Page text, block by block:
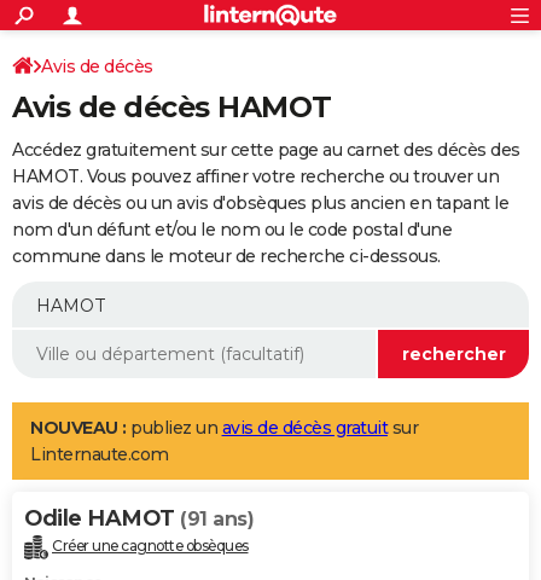
ACTUALITÉS
Politique
Société
Faits Divers
Education
Monde
Villes
+
SPORT
Coupe du monde 2026
Football
Tennis
Cyclisme
Rugby
Forum
Programme TV
TNT
Streaming
Cinéma
Sorties cinéma
Musique
+
FINANCE
Retraite
Epargne
Immobilier
Risques naturels par ville
Banque
Assurance
AUTO
Essais
Réserver un essai
Citadines
Berlines
SUV
Forum auto
+
Mobiles
Meilleur smartphone
Internet
Ordinateurs
Jeux vidéo
Guide high-tech
Aménagement intérieur
LIFESTYLE
Art de vivre
Bien-être
Loisirs
Mode
Modes de vie
Alimentation
Guide de la santé
Maladies
Médicaments
Sommeil
VOYAGE
Destinations
City break
Voyage nature
Voyage de noces
Forum
Climat
+PHOTO
Avis de décès
Avis de décès HAMOT
Accédez gratuitement sur cette page au carnet des décès des
HAMOT. Vous pouvez affiner votre recherche ou trouver un
avis de décès ou un avis d'obsèques plus ancien en tapant le
nom d'un défunt et/ou le nom ou le code postal d'une
commune dans le moteur de recherche ci-dessous.
NOUVEAU : publiez un avis de décès gratuitsur
Linternaute.com
Odile HAMOT (91 ans)
Créer une cagnotte obsèques